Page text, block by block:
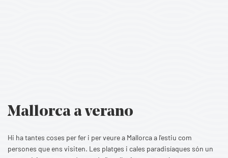
Mallorca a verano
Hi ha tantes coses per fer i per veure a Mallorca a l'estiu com
persones que ens visiten. Les platges i cales paradisíaques són un